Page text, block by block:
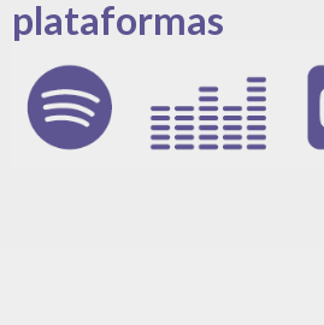
plataformas